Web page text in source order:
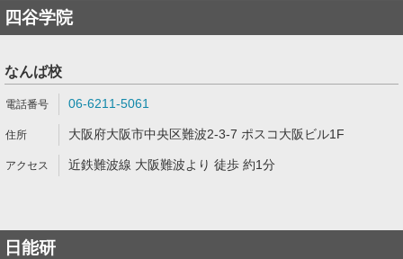
四谷学院
なんば校
06-6211-5061
大阪府大阪市中央区難波2-3-7 ポスコ大阪ビル1F
近鉄難波線 大阪難波より 徒歩 約1分
日能研